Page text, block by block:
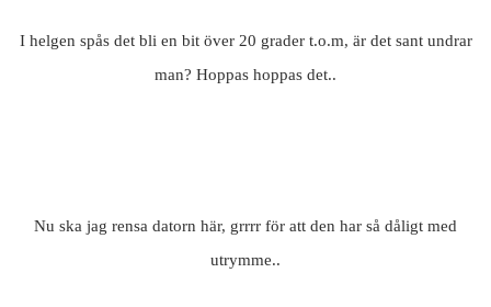
I helgen spås det bli en bit över 20 grader t.o.m, är det sant undrar
man? Hoppas hoppas det..
Nu ska jag rensa datorn här, grrrr för att den har så dåligt med
utrymme..